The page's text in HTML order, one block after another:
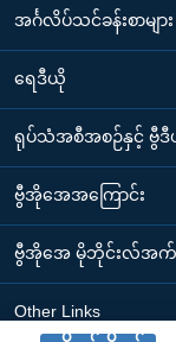
အင်္ဂလိပ်သင်ခန်းစာများ
ရေဒီယို
ရုပ်သံအစီအစဉ်နှင့် ဗွီဒီ
ဗွီအိုအေအကြောင်း
ဗွီအိုအေ မိုဘိုင်းလ်အက်ပ်
Other Links